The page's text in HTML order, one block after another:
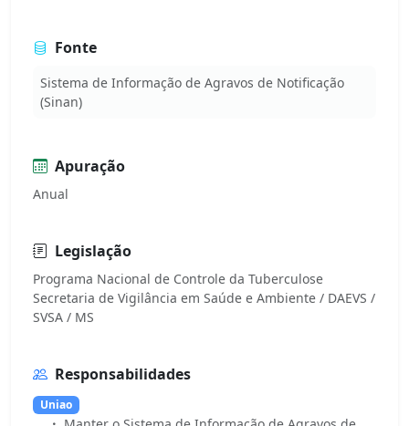
Fonte
Sistema de Informação de Agravos de Notificação
(Sinan)
Apuração
Anual
Legislação
Programa Nacional de Controle da Tuberculose
Secretaria de Vigilância em Saúde e Ambiente / DAEVS /
Responsabilidades
Uniao